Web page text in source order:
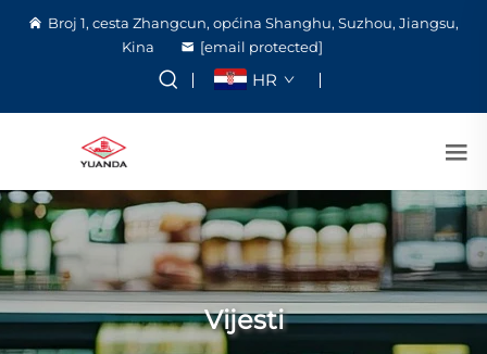
Broj 1, cesta Zhangcun, općina Shanghu, Suzhou, Jiangsu,
Kina
[email protected]
HR
Vijesti